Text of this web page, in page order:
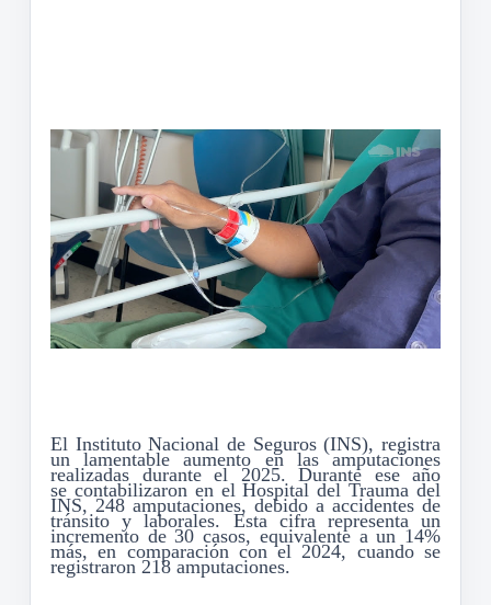
El Instituto Nacional de Seguros (INS), registra
un lamentable aumento en las amputaciones
realizadas durante el 2025. Durante ese año
se contabilizaron en elHospital del Trauma del
INS, 248 amputaciones, debido a accidentes de
tránsito y laborales. Esta cifra representa un
incremento de 30 casos, equivalente a un 14%
más, en comparación con el 2024, cuando se
registraron 218 amputaciones.